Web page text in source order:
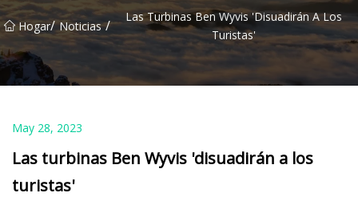
Hogar/ Noticias /
Las Turbinas Ben Wyvis 'disuadirán A Los
Turistas'
May 28, 2023
Las turbinas Ben Wyvis 'disuadirán a los
turistas'